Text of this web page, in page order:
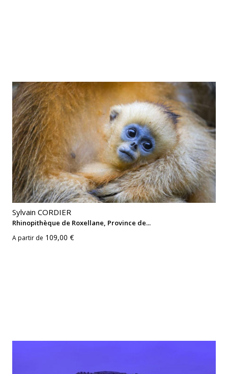
Sylvain CORDIER
Rhinopithèque de Roxellane, Province de...
A partir de 109,00 €